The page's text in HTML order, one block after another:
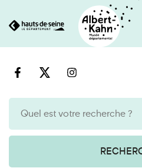
au
Cookies et traceurs utilisés sur ce